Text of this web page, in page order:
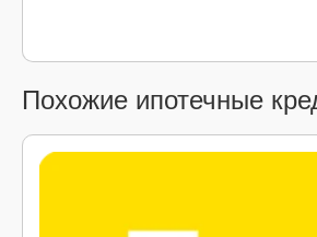
Похожие ипотечные